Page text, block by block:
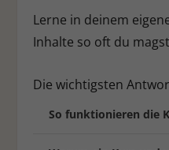
Lerne in deinem
Inhalte so oft du
Die wichtigsten
So funktionieren die